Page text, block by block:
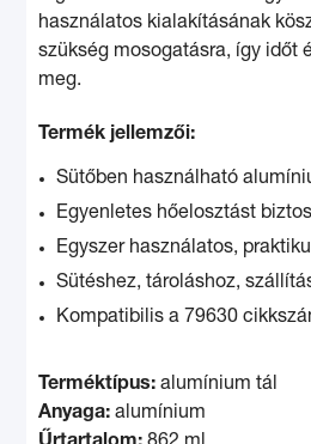
használatos kialakításának
szükség mosogatásra, így időt
meg.
Termék jellemzői:
Sütőben használható
Egyenletes hőelosztást
Egyszer használatos,
Sütéshez, tároláshoz,
Kompatibilis a 79630
Terméktípus: alumínium tál
Anyaga: alumínium